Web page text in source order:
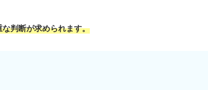
判断が求められます。